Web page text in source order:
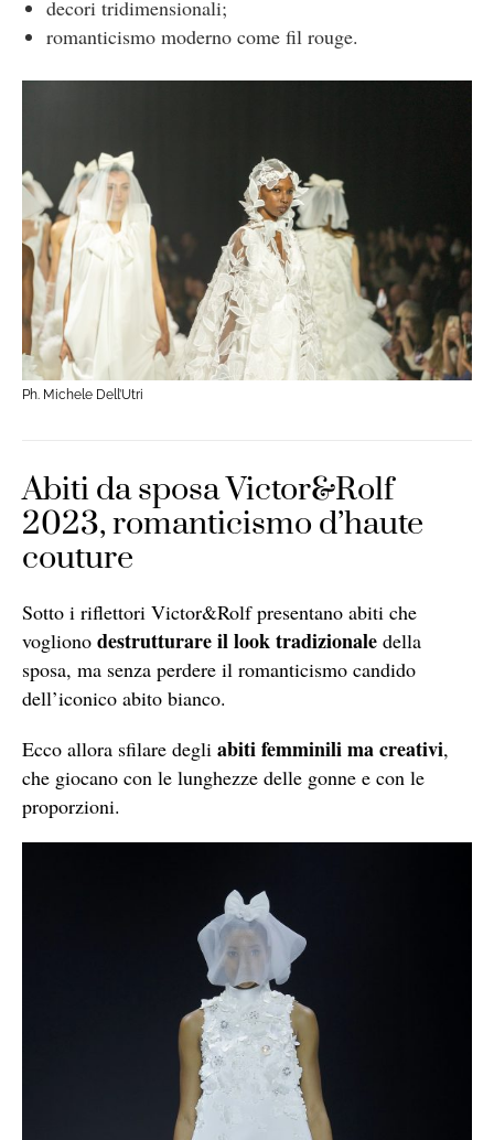
decori tridimensionali;
romanticismo moderno come fil rouge.
Ph. Michele Dell’Utri
Abiti da sposa Victor&Rolf
2023, romanticismo d’haute
couture
Sotto i riflettori Victor&Rolf presentano abiti che
vogliono destrutturare il look tradizionale della
sposa, ma senza perdere il romanticismo candido
dell’iconico abito bianco.
Ecco allora sfilare degli abiti femminili ma creativi,
che giocano con le lunghezze delle gonne e con le
proporzioni.